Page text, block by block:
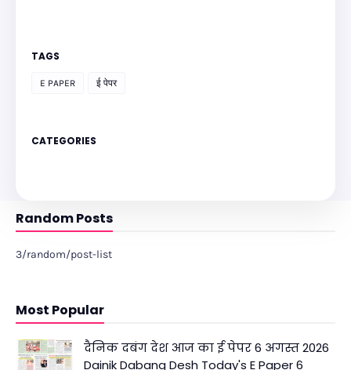
TAGS
E PAPER ई पेपर
CATEGORIES
Random Posts
3/random/post-list
Most Popular
दैनिक दबंग देश आज का ई पेपर 6 अगस्त 2026
Dainik Dabang Desh Today's E Paper 6